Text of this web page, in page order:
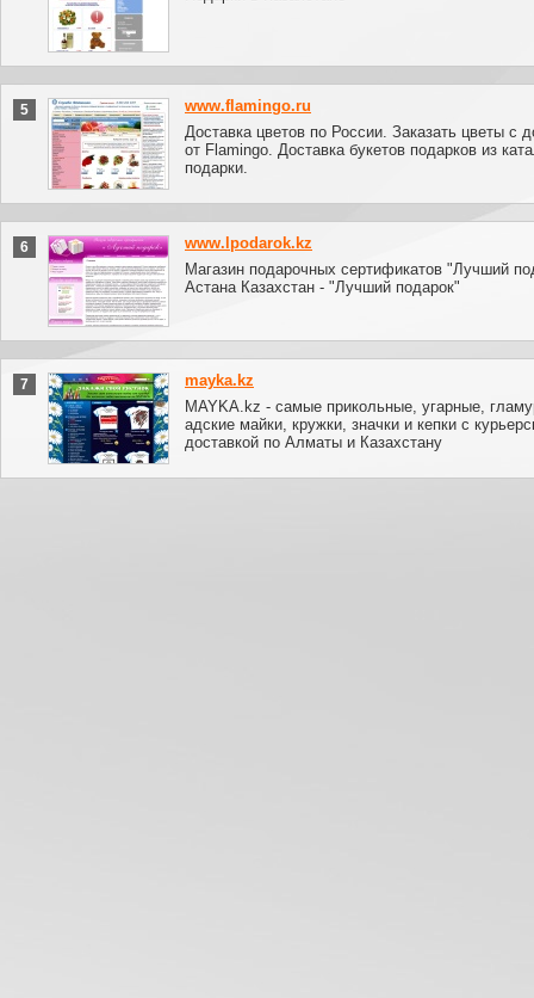
5
www.flamingo.ru
Доставка цветов по России. Заказать цветы с
от Flamingo. Доставка букетов подарков из
подарки.
6
www.lpodarok.kz
Магазин подарочных сертификатов "Лучший
Астана Казахстан - "Лучший подарок"
7
mayka.kz
MAYKA.kz - cамые прикольные, угарные,
адские майки, кружки, значки и кепки с
доставкой по Алматы и Казахстану